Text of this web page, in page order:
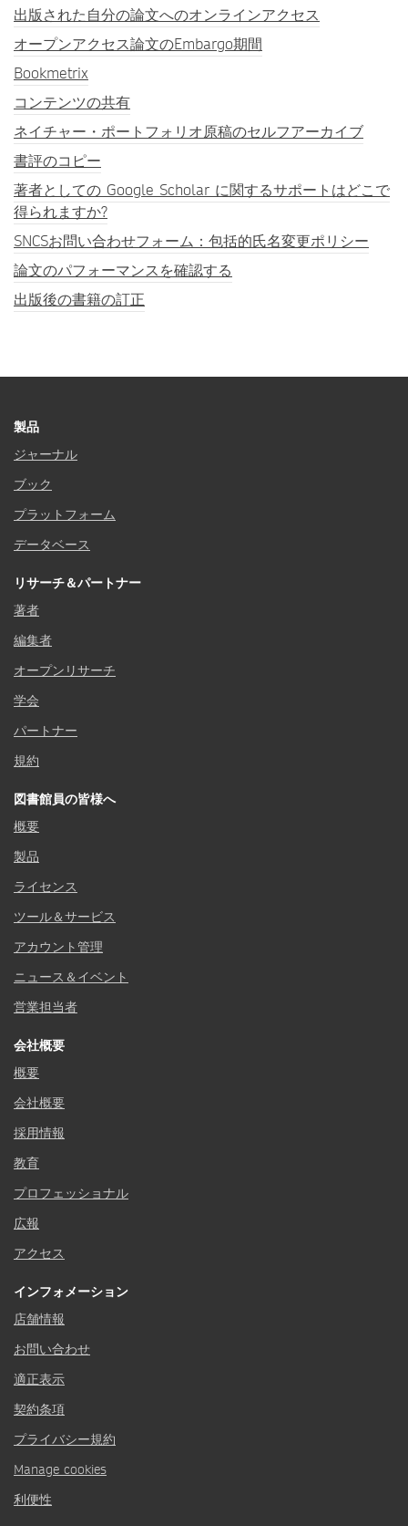
出版された自分の論文へのオンラインアクセス
オープンアクセス論文のEmbargo期間
Bookmetrix
コンテンツの共有
ネイチャー・ポートフォリオ原稿のセルフアーカイブ
書評のコピー
著者としての Google Scholar に関するサポートはどこで
得られますか?
SNCSお問い合わせフォーム：包括的氏名変更ポリシー
論文のパフォーマンスを確認する
出版後の書籍の訂正
製品
ジャーナル
ブック
プラットフォーム
データベース
リサーチ＆パートナー
著者
編集者
オープンリサーチ
学会
パートナー
規約
図書館員の皆様へ
概要
製品
ライセンス
ツール＆サービス
アカウント管理
ニュース＆イベント
営業担当者
会社概要
概要
会社概要
採用情報
教育
プロフェッショナル
広報
アクセス
インフォメーション
店舗情報
お問い合わせ
適正表示
契約条項
プライバシー規約
Manage cookies
利便性